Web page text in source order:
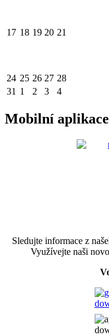
17 18 19 20 21
24 25 26 27 28
31 1 2 3 4
Mobilní aplikace
Sledujte informace z
Využívejte naši